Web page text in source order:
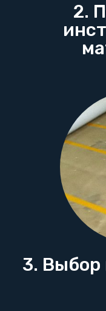
2.
3. Выбор